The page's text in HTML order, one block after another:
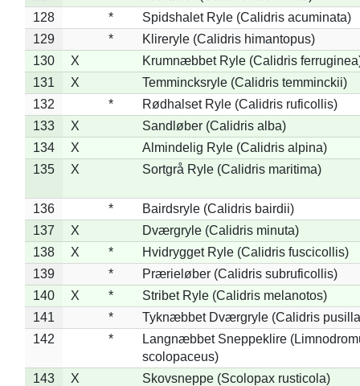
128
*
Spidshalet Ryle (Calidris acuminata)
129
*
Klireryle (Calidris himantopus)
130
X
Krumnæbbet Ryle (Calidris
131
X
Temmincksryle (Calidris temminckii)
132
*
Rødhalset Ryle (Calidris ruficollis)
133
X
Sandløber (Calidris alba)
134
X
Almindelig Ryle (Calidris alpina)
135
X Sortgrå Ryle (Calidris maritima)
136 *
Bairdsryle (Calidris bairdii)
137
X
Dværgryle (Calidris minuta)
138
X *
Hvidrygget Ryle (Calidris fuscicollis)
139
*
Prærieløber (Calidris subruficollis)
140
X *
Stribet Ryle (Calidris melanotos)
141
*
Tyknæbbet Dværgryle (Calidris
142
*
Langnæbbet Sneppeklire
scolopaceus)
143
X
Skovsneppe (Scolopax rusticola)